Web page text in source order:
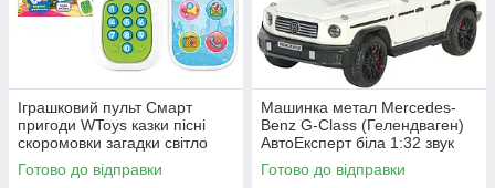
Іграшковий пульт Смарт
пригоди WToys казки пісні
скоромовки загадки світло
укр мова 15,5*7*2,5 см
(31645)
Готово до відправки
Машинка метал Mercedes-
Benz G-Class (Гелендваген)
АвтоЕксперт біла 1:32 звук
світло (LF-80110)
Готово до відправки